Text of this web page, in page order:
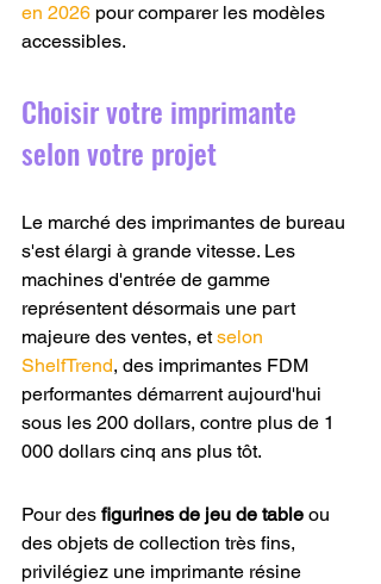
en 2026 pour comparer les modèles
accessibles.
Choisir votre imprimante
selon votre projet
Le marché des imprimantes de bureau
s'est élargi à grande vitesse. Les
machines d'entrée de gamme
représentent désormais une part
majeure des ventes, et selon
ShelfTrend, des imprimantes FDM
performantes démarrent aujourd'hui
sous les 200 dollars, contre plus de 1
000 dollars cinq ans plus tôt.
Pour des figurines de jeu de table ou
des objets de collection très fins,
privilégiez une imprimante résine